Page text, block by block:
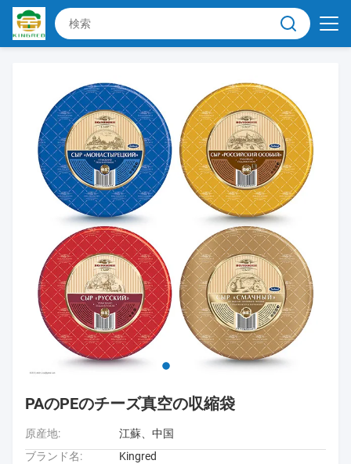
PAのPEのチーズ真空の収縮袋
原産地:
江蘇、中国
ブランド名:
Kingred